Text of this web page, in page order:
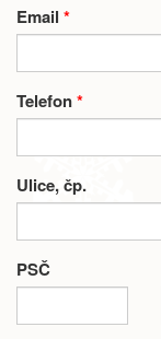
Email *
Telefon*
Ulice, čp.
PSČ